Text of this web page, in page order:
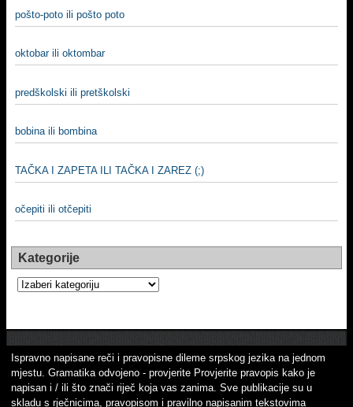
pošto-poto ili pošto poto
oktobar ili oktombar
predškolski ili pretškolski
bobina ili bombina
TAČKA I ZAPETA ILI TAČKA I ZAREZ (;)
očepiti ili otčepiti
Kategorije
Kategorije
Ispravno napisane reči i pravopisne dileme srpskog jezika na jednom
mjestu. Gramatika odvojeno - provjerite Provjerite pravopis kako je
napisan i / ili što znači riječ koja vas zanima. Sve publikacije su u
skladu s rječnicima, pravopisom i pravilno napisanim tekstovima